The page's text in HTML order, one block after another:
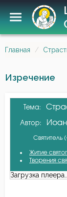
Главная
Изречение
Тема:
Автор:
Святитель
Житие
Творения
Загрузка